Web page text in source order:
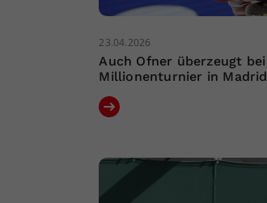
23.04.2026
Auch Ofner überzeugt bei
Millionenturnier in Madrid